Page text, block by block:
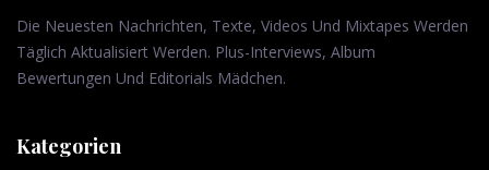
Die Neuesten Nachrichten, Texte, Videos Und Mixtapes Werden
Täglich Aktualisiert Werden. Plus-Interviews, Album
Bewertungen Und Editorials Mädchen.
Kategorien